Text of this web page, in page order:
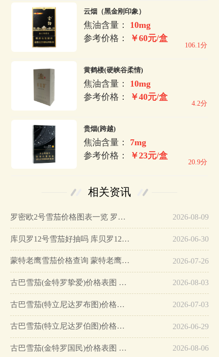
云烟（黑金刚印象）
焦油含量： 10mg
参考价格：
￥60元/盒
106.1分
黄鹤楼(硬峡谷柔情)
焦油含量： 10mg
参考价格：
￥40元/盒
4.2分
贵烟(跨越)
焦油含量： 7mg
参考价格：
￥23元/盒
20.9分
相关资讯
罗密欧2号雪茄价格图表一览 罗密欧2号雪茄怎么样… 2026-08-09
库贝罗12号雪茄好抽吗 库贝罗12号雪茄价格2025… 2026-06-30
蒙特老鹰雪茄价格查询 蒙特老鹰雪茄特点分析… 2026-07-26
古巴雪茄(金特罗挚爱)价格表图 金特罗挚爱多少钱… 2026-08-03
古巴雪茄(特立尼达罗布图)价格表图 特立尼达特别罗布图多少钱… 2026-07-03
古巴雪茄(特立尼达罗伯图)价格表图 特立尼达罗伯图多少钱… 2026-06-29
古巴雪茄(金特罗国民)价格表图 金特罗国民多少钱… 2026-08-06